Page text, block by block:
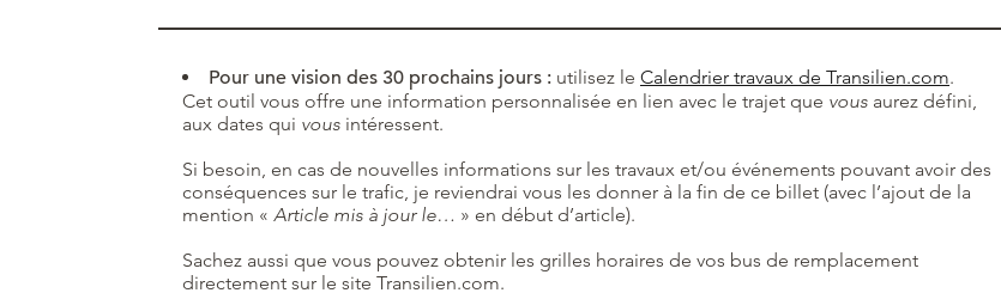
Pour une vision des 30 prochains jours : utilisez le Calendrier travaux de Transilien.com.
Cet outil vous offre une information personnalisée en lien avec le trajet que vous aurez défini,
aux dates qui vous intéressent.
Si besoin, en cas de nouvelles informations sur les travaux et/ou événements pouvant avoir des
conséquences sur le trafic, je reviendrai vous les donner à la fin de ce billet (avec l’ajout de la
mention « Article mis à jour le… » en début d’article).
Sachez aussi que vous pouvez obtenir les grilles horaires de vos bus de remplacement
directement sur le site Transilien.com.